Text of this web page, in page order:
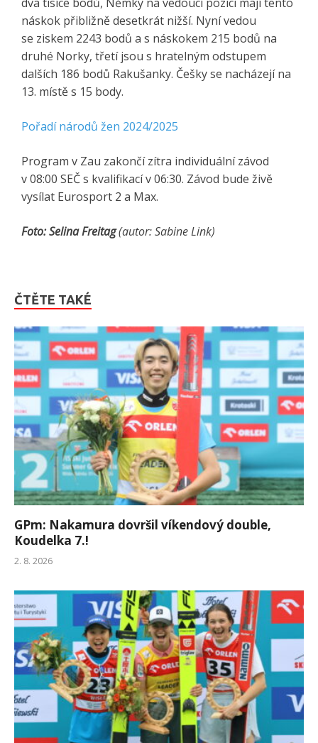
náskok přibližně desetkrát nižší. Nyní vedou
se ziskem 2243 bodů a s náskokem 215 bodů na
druhé Norky, třetí jsou s hratelným odstupem
dalších 186 bodů Rakušanky. Češky se nacházejí na
13. místě s 15 body.
Pořadí národů žen 2024/2025
Program v Zau zakončí zítra individuální závod
v 08:00 SEČ s kvalifikací v 06:30. Závod bude živě
vysílat Eurosport 2 a Max.
Foto: Selina Freitag(autor: Sabine Link)
ČTĚTE TAKÉ
GPm: Nakamura dovršil víkendový double,
Koudelka 7.!
2. 8. 2026